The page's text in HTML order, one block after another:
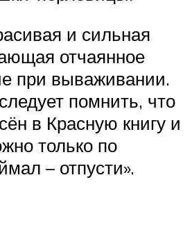
и сильная
отчаянное
при вываживании.
помнить, что
в Красную книгу и
только по
– отпусти».